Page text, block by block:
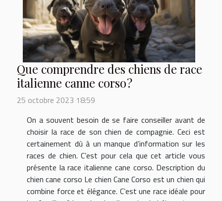
Que comprendre des chiens de race
italienne canne corso ?
25 octobre 2023 18:59
On a souvent besoin de se faire conseiller avant de
choisir la race de son chien de compagnie. Ceci est
certainement dû à un manque d’information sur les
races de chien. C’est pour cela que cet article vous
présente la race italienne cane corso. Description du
chien cane corso Le chien Cane Corso est un chien qui
combine force et élégance. C’est une race idéale pour